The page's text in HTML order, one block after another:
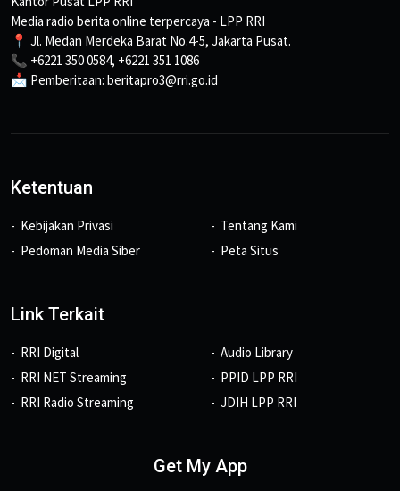
Media radio berita online terpercaya - LPP RRI
📍 Jl. Medan Merdeka Barat No.4-5, Jakarta Pusat.
📞 +6221 350 0584, +6221 351 1086
📩 Pemberitaan: beritapro3@rri.go.id
Ketentuan
Kebijakan Privasi
Pedoman Media Siber
Tentang Kami
Peta Situs
Link Terkait
RRI Digital
RRI NET Streaming
RRI Radio Streaming
Audio Library
PPID LPP RRI
JDIH LPP RRI
Get My App